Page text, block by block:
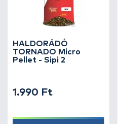
HALDORÁDÓ
TORNADO Micro
Pellet - Sipi 2
1.990 Ft